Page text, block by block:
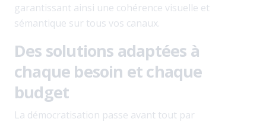
garantissant ainsi une cohérence visuelle et
sémantique sur tous vos canaux.
Des solutions adaptées à
chaque besoin et chaque
budget
La démocratisation passe avant tout par